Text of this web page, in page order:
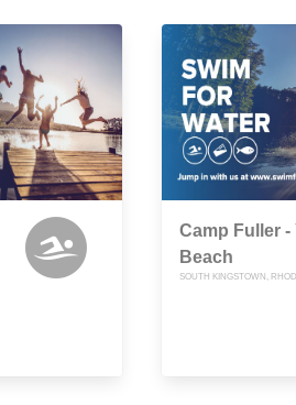
Camp Fuller -
Beach
SOUTH KINGSTOWN,